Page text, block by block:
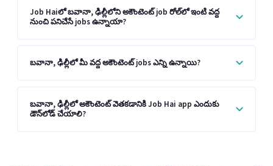
Job Haiలో బవానా, ఢిల్లీలోని అకౌంటెంట్ job రోల్‌లో ఇంటి వద్ద
నుంచి పనిచేసే jobs ఉన్నాయా?
బవానా, ఢిల్లీలో మీ వద్ద అకౌంటెంట్ jobs ఎన్ని ఉన్నాయి?
బవానా, ఢిల్లీలో అకౌంటెంట్ వెతకడానికి Job Hai app ఎందుకు
డౌన్‌లోడ్ చేయాలి?